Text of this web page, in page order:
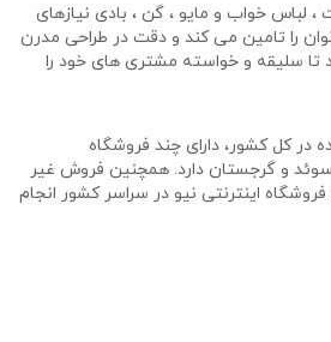
، لباس خواب و مایو ، گن ، بادی نیازهای
را تامین می کند و دقت در طراحی مدرن
تا سلیقه و خواسته مشتری های خود را
تعداد ۲۰۰ نماینده در کل کشور، دارای چند فروشگاه
و گرجستان دارد. همچنین فروش غیر
اینترنتی نیو در سراسر کشور انجام